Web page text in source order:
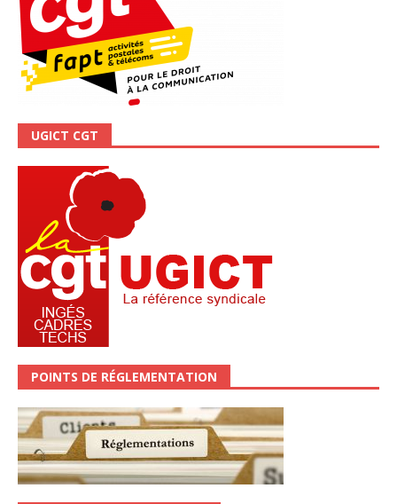
UGICT CGT
POINTS DE RÉGLEMENTATION